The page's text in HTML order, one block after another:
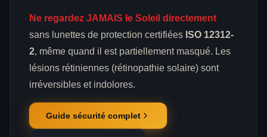
Ne regardez JAMAIS le Soleil directement
sans lunettes de protection certifiées ISO 12312-
2, même quand il est partiellement masqué. Les
lésions rétiniennes (rétinopathie solaire) sont
irréversibles et indolores.
Guide sécurité complet